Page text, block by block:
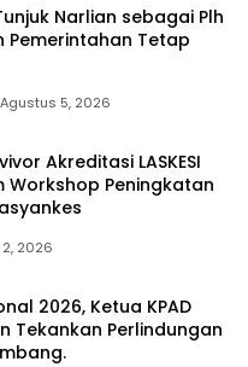
Narlian sebagai Plh
Pemerintahan Tetap
Agustus 5, 2026
Akreditasi LASKESI
Workshop Peningkatan
2026
2026, Ketua KPAD
Tekankan Perlindungan